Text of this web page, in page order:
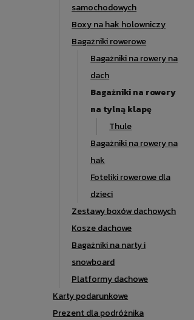
samochodowych
Boxy na hak holowniczy
Bagażniki rowerowe
Bagażniki na rowery na
dach
Bagażniki na rowery
na tylną klapę
Thule
Bagażniki na rowery na
hak
Foteliki rowerowe dla
dzieci
Zestawy boxów dachowych
Kosze dachowe
Bagażniki na narty i
snowboard
Platformy dachowe
Karty podarunkowe
Prezent dla podróżnika